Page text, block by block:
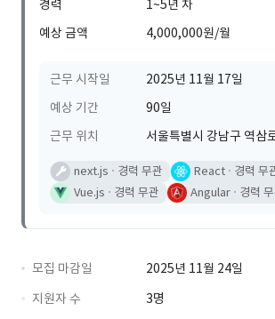
경력
1~5년 차
예상 금액
4,000,000원/월
근무 시작일
2025년 11월 17일
예상 기간
90일
근무 위치
서울특별시 강남구 역삼
next.js 경력 무관 React
경력 무
Vue.js
경력 무관 Angular 경력
모집 마감일
2025년 11월 24일
지원자 수
3명